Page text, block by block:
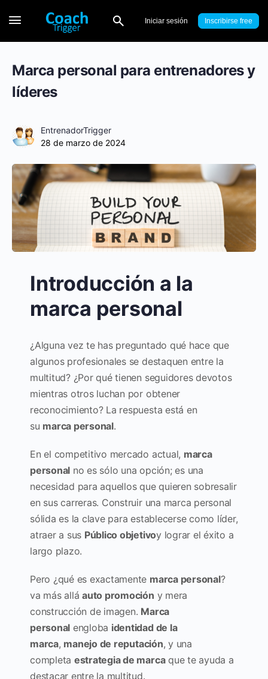
Iniciar sesión Inscribirse
Marca personal para entrenadores y
líderes
EntrenadorTrigger
28 de marzo de 2024
Introducción a la
marca personal
¿Alguna vez te has preguntado qué hace que
algunos profesionales se destaquen entre la
multitud? ¿Por qué tienen seguidores devotos
mientras otros luchan por obtener
reconocimiento? La respuesta está en
su marca personal.
En el competitivo mercado actual, marca
personal no es sólo una opción; es una
necesidad para aquellos que quieren sobresalir
en sus carreras. Construir una marca personal
sólida es la clave para establecerse como líder,
atraer a sus Público objetivoy lograr el éxito a
largo plazo.
Pero ¿qué es exactamente marca personal?
va más alláauto promoción y mera
construcción de imagen. Marca
personal engloba identidad de la
marca, manejo de reputación, y una
completa estrategia de marcaque te ayuda a
destacar entre la multitud.